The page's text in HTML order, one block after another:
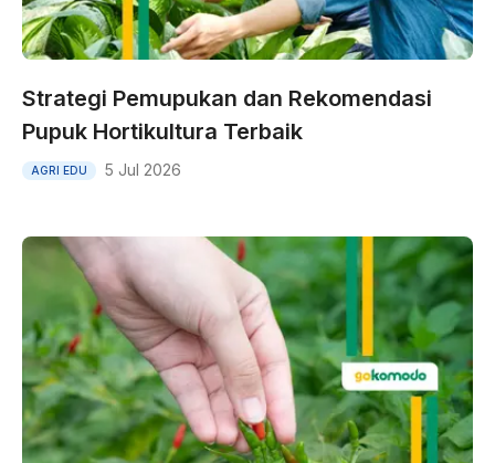
Strategi Pemupukan dan Rekomendasi
Pupuk Hortikultura Terbaik
AGRI EDU 5 Jul 2026